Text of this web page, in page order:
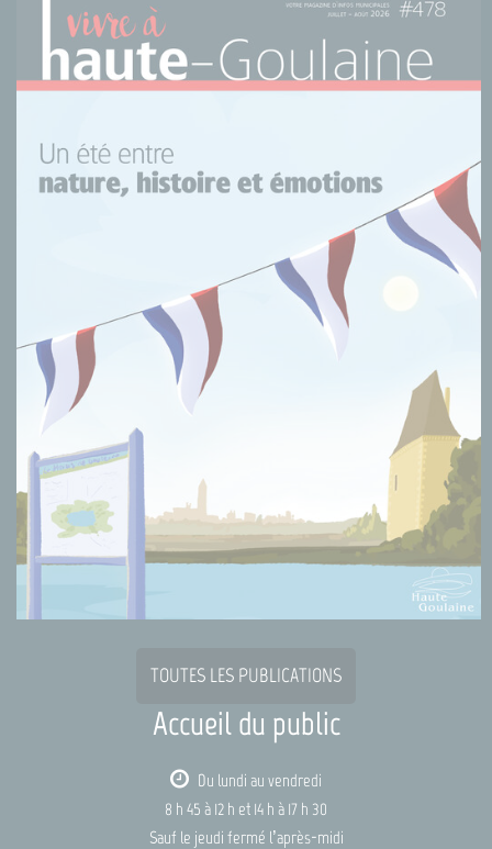
TOUTES LES PUBLICATIONS
Accueil du public
Du lundi au vendredi
8 h 45 à 12 h et 14 h à 17 h 30
Sauf le jeudi fermé l’après-midi